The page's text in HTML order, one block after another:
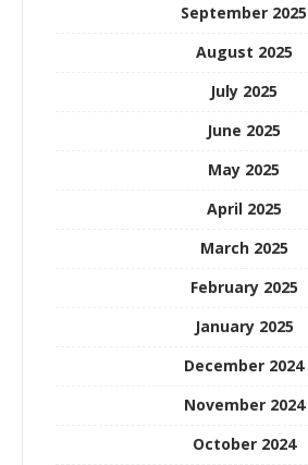
September 2025
August 2025
July 2025
June 2025
May 2025
April 2025
March 2025
February 2025
January 2025
December 2024
November 2024
October 2024